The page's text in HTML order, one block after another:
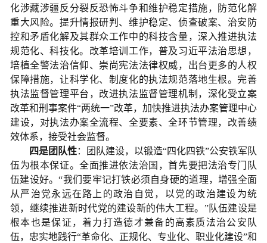
化涉藏涉疆反分裂反恐怖斗争和维护稳定措施，防范化解
重大风险。提升情报研判、维护稳定、侦查破案、治安防
控和矛盾化解及其群众工作中的科技含量，深入推进执法
规范化、科技化。改革培训工作，普及习近平法治思想，
培植全警法治信仰、崇尚宪法法律权威，出台更多的人权
保障措施，让科学化、制度化的执法规范落地生根。完善
执法监督管理平台，改进执法监督管理机制，深化受立案
改革和刑事案件“两统一”改革，加快推进执法办案管理中心
建设，对执法办案全流程、全要素、全环节管理，改善绩
效体系，接受社会监督。
四是团队性：团队建设，以锻造“四化四铁”公安铁军队
伍为根本保证。全面推进依法治国，首先要把法治专门队
伍建设好。“我们要牢记打铁必须自身硬的道理，增强全面
从严治党永远在路上的政治自觉，以党的政治建设为统
领，继续推进新时代党的建设新的伟大工程。”队伍建设是
根本也是保证，着力打造德才兼备的高素质法治公安队
伍，忠实地践行“革命化、正规化、专业化、职业化建设”和